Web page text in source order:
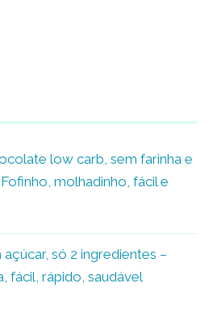
low carb, sem farinha e
molhadinho, fácil e
açúcar, só 2 ingredientes –
fácil, rápido, saudável